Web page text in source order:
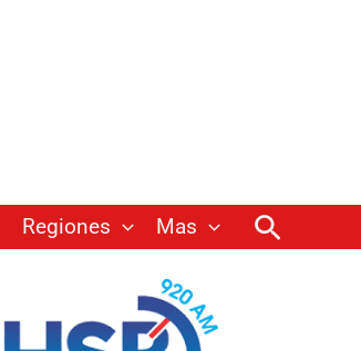
Regiones Mas Buscar